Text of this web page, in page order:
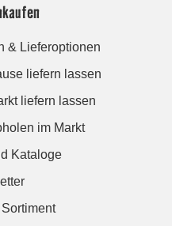
& Lieferoptionen
liefern lassen
liefern lassen
im Markt
Kataloge